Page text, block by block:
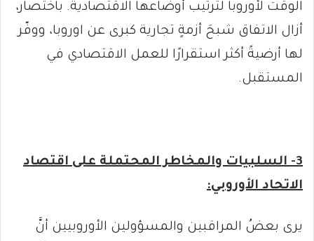
الوقت لأوروبا لترتيب أوضاعها الاقتصادية. باختصار،
أزال الاتفاق شبحَ أزمةٍ تجارية كبرى عن اوروبا، ووفّر
لها أرضيةً أكثر استقرارًا للعمل الاقتصادي في
المستقبل.
3- السلبيات والمخاطر المحتملة على اقتصاد
الاتحاد الأوروبي:
يرى بعضُ المراقبين والمسؤولين الأوروبيين أنَّ